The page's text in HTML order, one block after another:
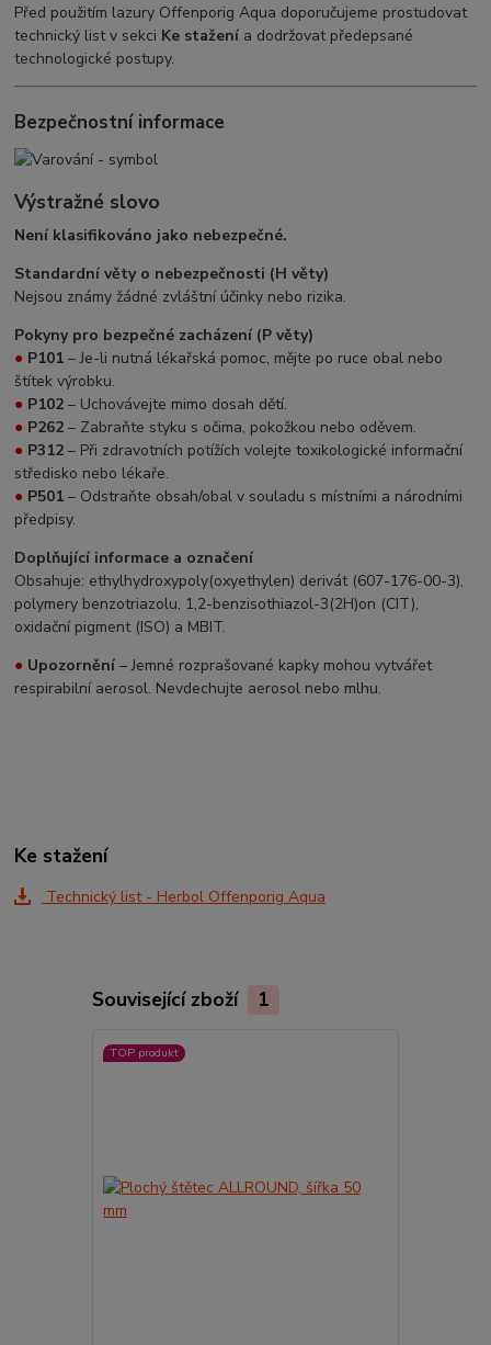
Před použitím lazury Offenporig Aqua doporučujeme prostudovat
technický list v sekci Ke stažení a dodržovat předepsané
technologické postupy.
Bezpečnostní informace
Výstražné slovo
Není klasifikováno jako nebezpečné.
Standardní věty o nebezpečnosti (H věty)
Nejsou známy žádné zvláštní účinky nebo rizika.
Pokyny pro bezpečné zacházení (P věty)
● P101 – Je-li nutná lékařská pomoc, mějte po ruce obal nebo
štítek výrobku.
● P102 – Uchovávejte mimo dosah dětí.
● P262 – Zabraňte styku s očima, pokožkou nebo oděvem.
● P312 – Při zdravotních potížích volejte toxikologické informační
středisko nebo lékaře.
● P501 – Odstraňte obsah/obal v souladu s místními a národními
předpisy.
Doplňující informace a označení
Obsahuje: ethylhydroxypoly(oxyethylen) derivát (607-176-00-3),
polymery benzotriazolu, 1,2-benzisothiazol-3(2H)on (CIT),
oxidační pigment (ISO) a MBIT.
● Upozornění – Jemné rozprašované kapky mohou vytvářet
respirabilní aerosol. Nevdechujte aerosol nebo mlhu.
Ke stažení
Technický list - Herbol Offenporig Aqua
Související zboží 1
TOP produkt